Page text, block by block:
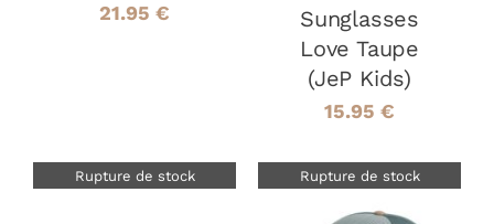
21.95 €
Sunglasses
Love Taupe
(JeP Kids)
15.95 €
Rupture de stock Rupture de stock